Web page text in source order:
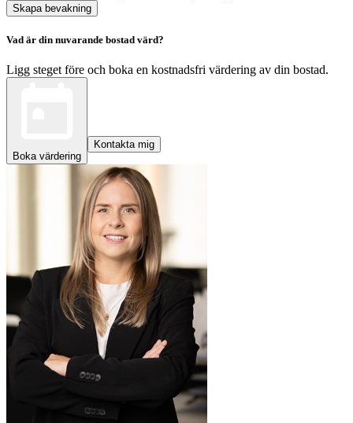
Skapa bevakning
Vad är din nuvarande bostad värd?
Ligg steget före och boka en kostnadsfri värdering av din bostad.
Boka värdering
Kontakta mig